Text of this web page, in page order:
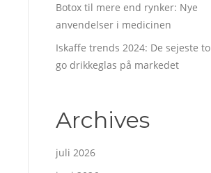
Botox til mere end rynker: Nye
anvendelser i medicinen
Iskaffe trends 2024: De sejeste to
go drikkeglas på markedet
Archives
juli 2026